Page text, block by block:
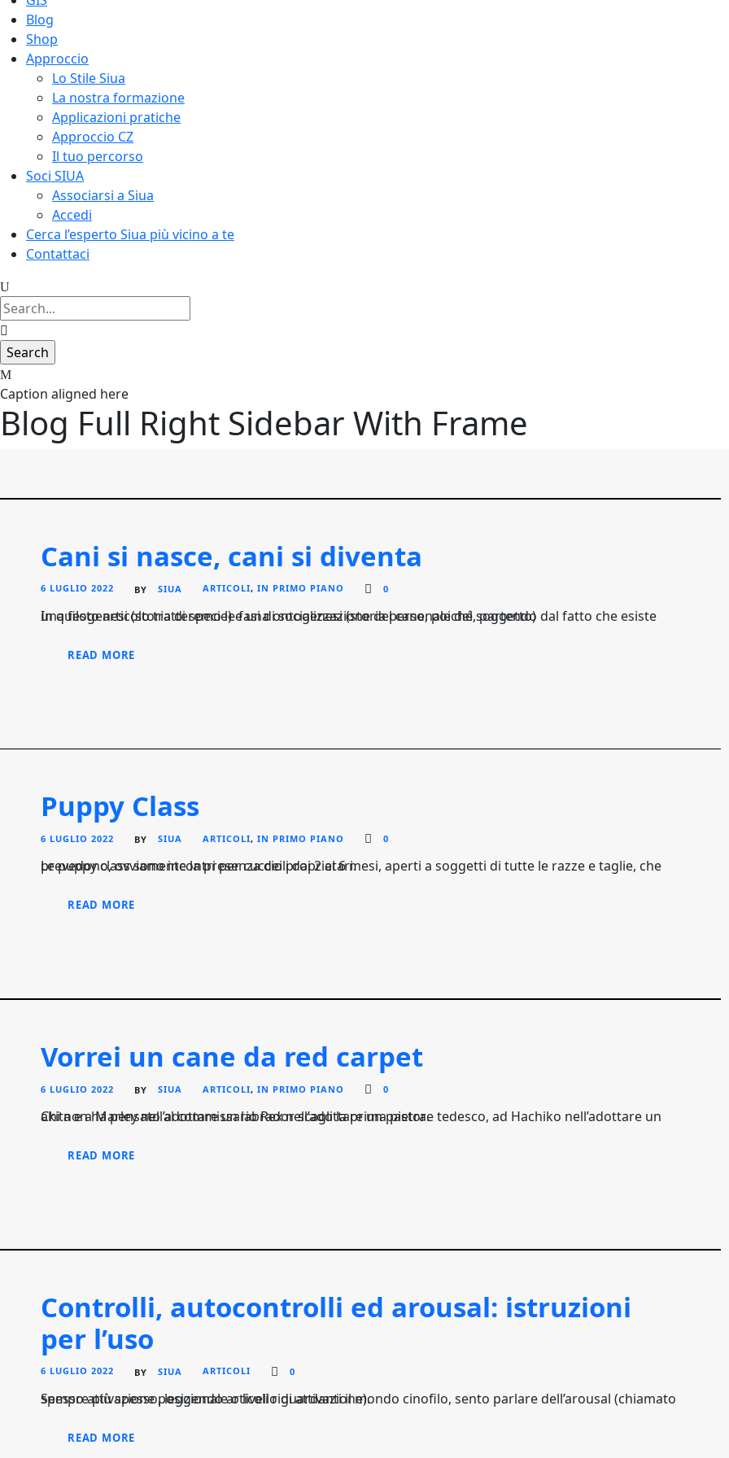
Blog
Shop
Approccio
Lo Stile Siua
La nostra formazione
Applicazioni pratiche
Approccio CZ
Il tuo percorso
Soci SIUA
Associarsi a Siua
Accedi
Cerca l’esperto Siua più vicino a te
Contattaci
Caption aligned here
Blog Full Right Sidebar With Frame
Cani si nasce, cani si diventa
6 LUGLIO 2022 BY SIUA ARTICOLI, IN PRIMO PIANO 0
In questo articolo tratteremo le fasi di socializzazione del cane, poiché, partendo dal fatto che esiste una filogenesi (storia di specie) e una ontogenesi (storia personale del soggetto)
READ MORE
Puppy Class
6 LUGLIO 2022 BY SIUA ARTICOLI, IN PRIMO PIANO 0
Le puppy class sono incontri per cuccioli dai 2 ai 6 mesi, aperti a soggetti di tutte le razze e taglie, che prevedono, ovviamente la presenza dei proprietari.
READ MORE
Vorrei un cane da red carpet
6 LUGLIO 2022 BY SIUA ARTICOLI, IN PRIMO PIANO 0
Chi non ha pensato al commissario Rex nell’adottare un pastore tedesco, ad Hachiko nell’adottare un akita e a Marley nell’adottare un labrador scagli la prima pietra.
READ MORE
Controlli, autocontrolli ed arousal: istruzioni
per l’uso
6 LUGLIO 2022 BY SIUA ARTICOLI 0
Sempre più spesso, leggendo articoli riguardanti il mondo cinofilo, sento parlare dell’arousal (chiamato spesso attivazione posizionale o livello di attivazione).
READ MORE